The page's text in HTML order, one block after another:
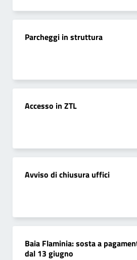
Parcheggi in struttura
Accesso in ZTL
Avviso di chiusura uffici
Baia Flaminia: sosta a
dal 13 giugno